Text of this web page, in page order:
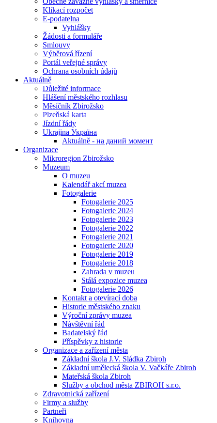
Klikací rozpočet
E-podatelna
Vyhlášky
Žádosti a formuláře
Smlouvy
Výběrová řízení
Portál veřejné správy
Ochrana osobních údajů
Aktuálně
Důležité informace
Hlášení městského rozhlasu
Měsíčník Zbirožsko
Plzeňská karta
Jízdní řády
Ukrajina Україна
Aktuálně - на даний момент
Organizace
Mikroregion Zbirožsko
Muzeum
O muzeu
Kalendář akcí muzea
Fotogalerie
Fotogalerie 2025
Fotogalerie 2024
Fotogalerie 2023
Fotogalerie 2022
Fotogalerie 2021
Fotogalerie 2020
Fotogalerie 2019
Fotogalerie 2018
Zahrada v muzeu
Stálá expozice muzea
Fotogalerie 2026
Kontakt a otevírací doba
Historie městského znaku
Výroční zprávy muzea
Návštěvní řád
Badatelský řád
Příspěvky z historie
Organizace a zařízení města
Základní škola J.V. Sládka Zbiroh
Základní umělecká škola V. Vačkáře Zbiroh
Mateřská škola Zbiroh
Služby a obchod města ZBIROH s.r.o.
Zdravotnická zařízení
Firmy a služby
Partneři
Knihovna